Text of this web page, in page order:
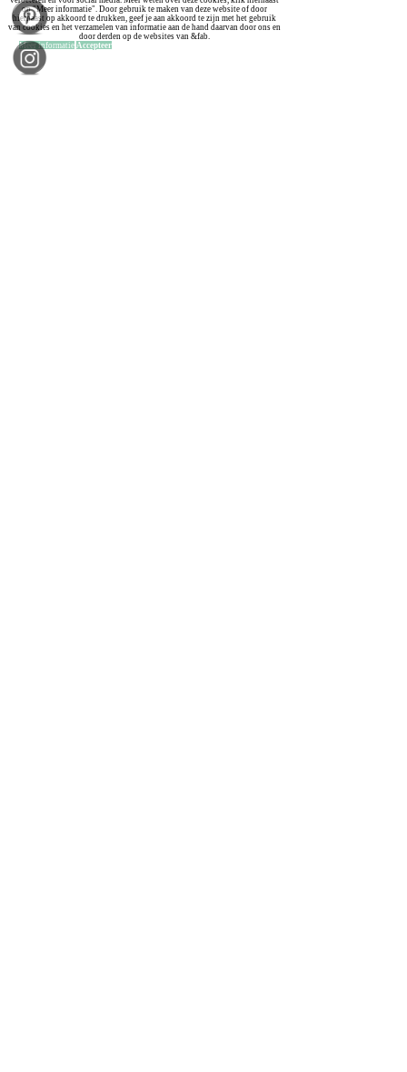
op "Meer informatie". Door gebruik te maken van deze website of door
hiernaast op akkoord te drukken, geef je aan akkoord te zijn met het gebruik
van cookies en het verzamelen van informatie aan de hand daarvan door ons en
door derden op de websites van &fab.
Meer informatie Accepteer